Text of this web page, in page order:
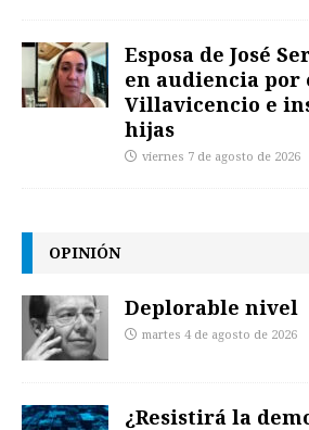
Esposa de José
en audiencia por
Villavicencio e
hijas
viernes 7 de agosto de 2026
OPINIÓN
Deplorable nivel
martes 4 de agosto de 2026
¿Resistirá la